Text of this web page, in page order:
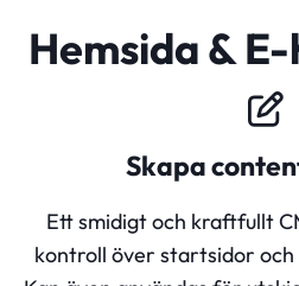
Hemsida &
Skapa
Ett smidigt och kraftfullt
kontroll över startsidor